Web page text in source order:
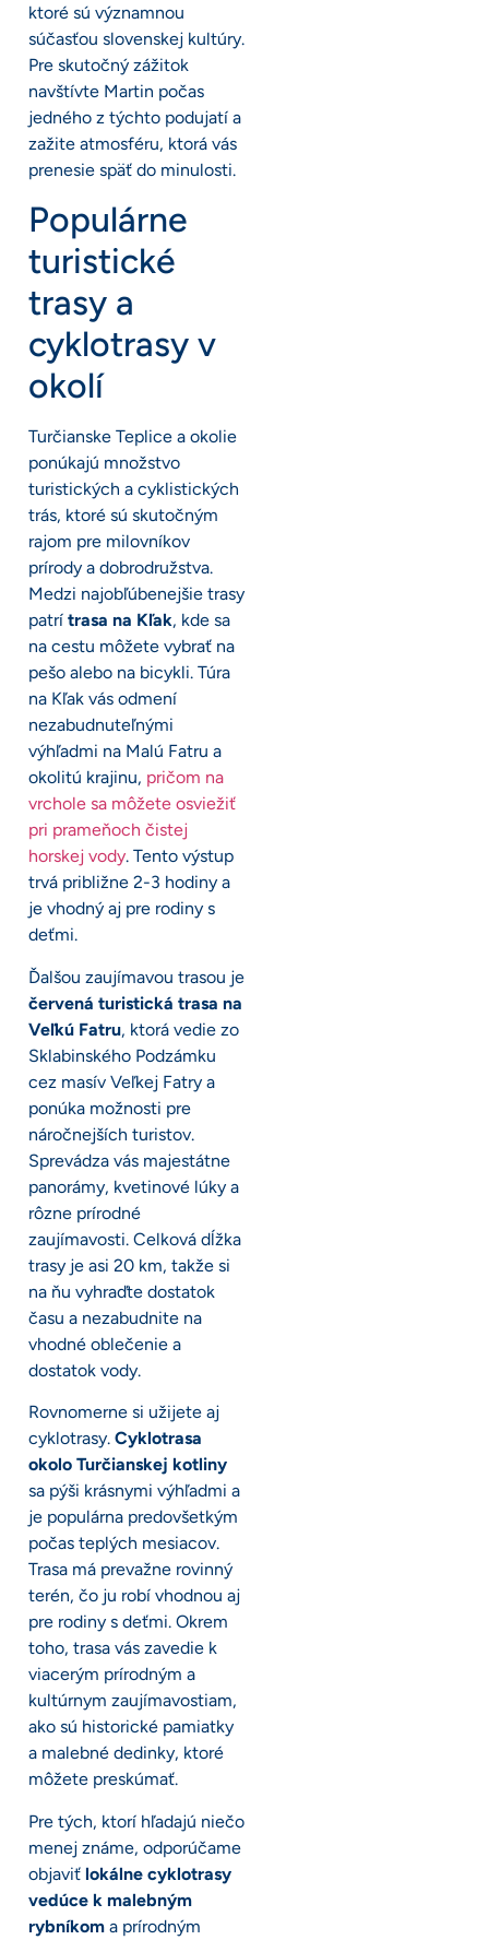
ktoré sú významnou
súčasťou slovenskej kultúry.
Pre skutočný zážitok
navštívte Martin počas
jedného z týchto podujatí a
zažite atmosféru, ktorá vás
prenesie späť do minulosti.
Populárne
turistické
trasy a
cyklotrasy v
okolí
Turčianske Teplice a okolie
ponúkajú množstvo
turistických a cyklistických
trás, ktoré sú skutočným
rajom pre milovníkov
prírody a dobrodružstva.
Medzi najobľúbenejšie trasy
patrí trasa na Kľak, kde sa
na cestu môžete vybrať na
pešo alebo na bicykli. Túra
na Kľak vás odmení
nezabudnuteľnými
výhľadmi na Malú Fatru a
okolitú krajinu, pričom na
vrchole sa môžete osviežiť
pri prameňoch čistej
horskej vody. Tento výstup
trvá približne 2-3 hodiny a
je vhodný aj pre rodiny s
deťmi.
Ďalšou zaujímavou trasou je
červená turistická trasa na
Veľkú Fatru, ktorá vedie zo
Sklabinského Podzámku
cez masív Veľkej Fatry a
ponúka možnosti pre
náročnejších turistov.
Sprevádza vás majestátne
panorámy, kvetinové lúky a
rôzne prírodné
zaujímavosti. Celková dĺžka
trasy je asi 20 km, takže si
na ňu vyhraďte dostatok
času a nezabudnite na
vhodné oblečenie a
dostatok vody.
Rovnomerne si užijete aj
cyklotrasy. Cyklotrasa
okolo Turčianskej kotliny
sa pýši krásnymi výhľadmi a
je populárna predovšetkým
počas teplých mesiacov.
Trasa má prevažne rovinný
terén, čo ju robí vhodnou aj
pre rodiny s deťmi. Okrem
toho, trasa vás zavedie k
viacerým prírodným a
kultúrnym zaujímavostiam,
ako sú historické pamiatky
a malebné dedinky, ktoré
môžete preskúmať.
Pre tých, ktorí hľadajú niečo
menej známe, odporúčame
objaviť lokálne cyklotrasy
vedúce k malebným
rybníkom a prírodným